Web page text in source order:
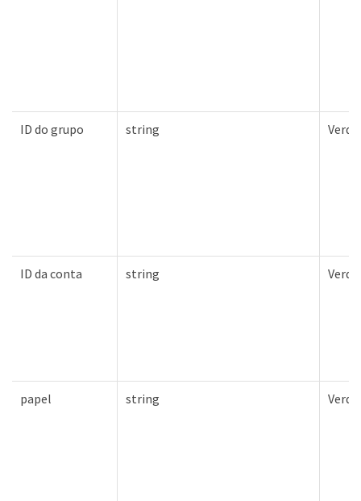
ID do grupo string
ID da conta string
papel string